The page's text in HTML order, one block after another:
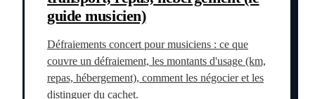
guide musicien)
Défraiements concert pour musiciens : ce que
couvre un défraiement, les montants d'usage (km,
repas, hébergement), comment les négocier et les
distinguer du cachet.